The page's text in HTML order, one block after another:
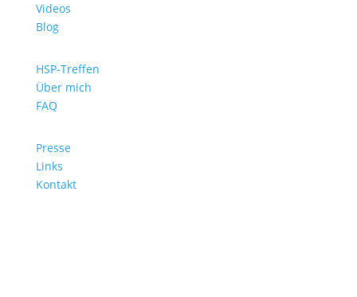
Videos
Blog
HSP-Treffen
Über mich
FAQ
Presse
Links
Kontakt